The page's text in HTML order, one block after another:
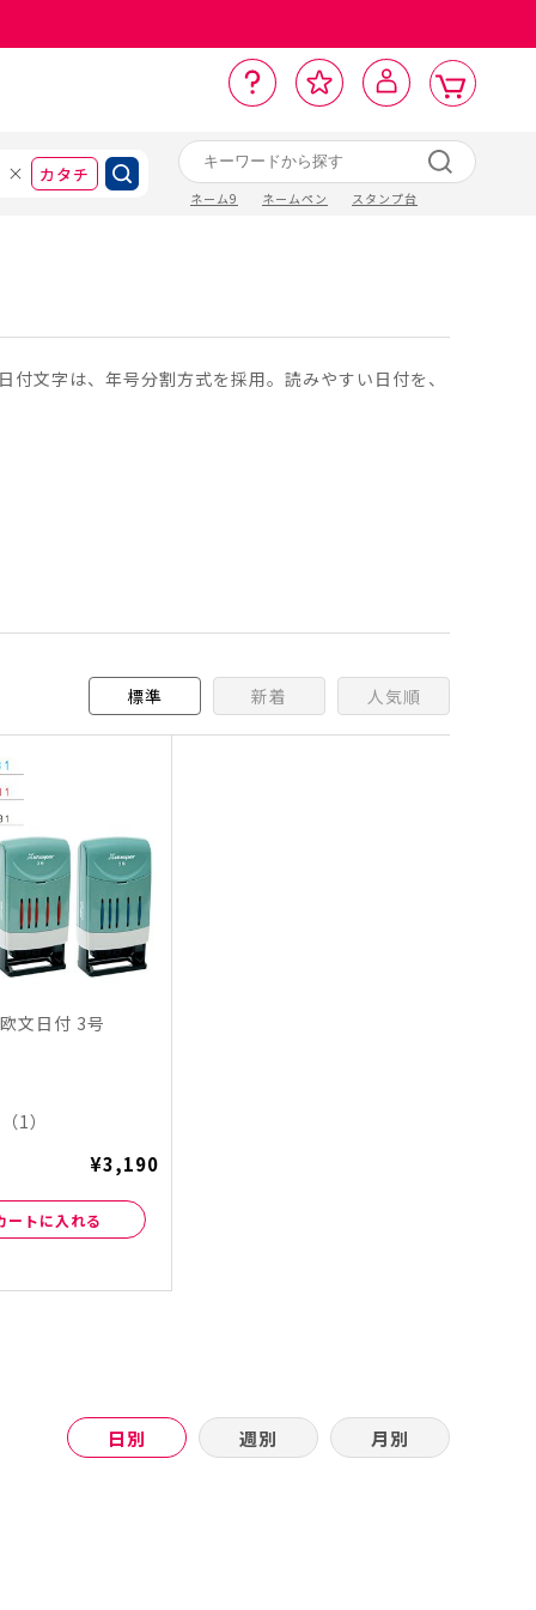
カタチ
ネーム9 ネームペン スタンプ台
サ
ポ
ト
ー お
気
に
入
り
ロ
グ
イ
ン ト
ー
文字は、年号分割方式を採用。読みやすい日付を、
標準 新着 人気順
文日付 3号
（1）
¥3,190
ートに入れる
日別 週別 月別